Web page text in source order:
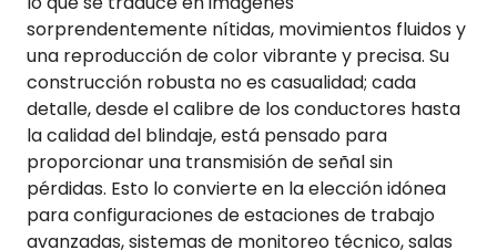
sorprendentemente nítidas, movimientos fluidos y
una reproducción de color vibrante y precisa. Su
construcción robusta no es casualidad; cada
detalle, desde el calibre de los conductores hasta
la calidad del blindaje, está pensado para
proporcionar una transmisión de señal sin
pérdidas. Esto lo convierte en la elección idónea
para configuraciones de estaciones de trabajo
avanzadas, sistemas de monitoreo técnico, salas